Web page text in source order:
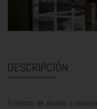
DESCRIPCIÓN
Proyecto de diseño y